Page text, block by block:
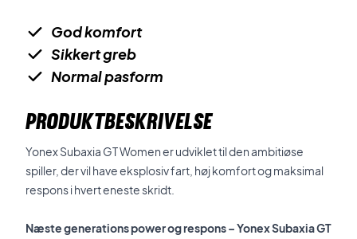
God komfort
Sikkert greb
Normal pasform
PRODUKTBESKRIVELSE
Yonex Subaxia GT Women er udviklet til den ambitiøse
spiller, der vil have eksplosiv fart, høj komfort og maksimal
respons i hvert eneste skridt.
Næste generations power og respons – Yonex Subaxia GT